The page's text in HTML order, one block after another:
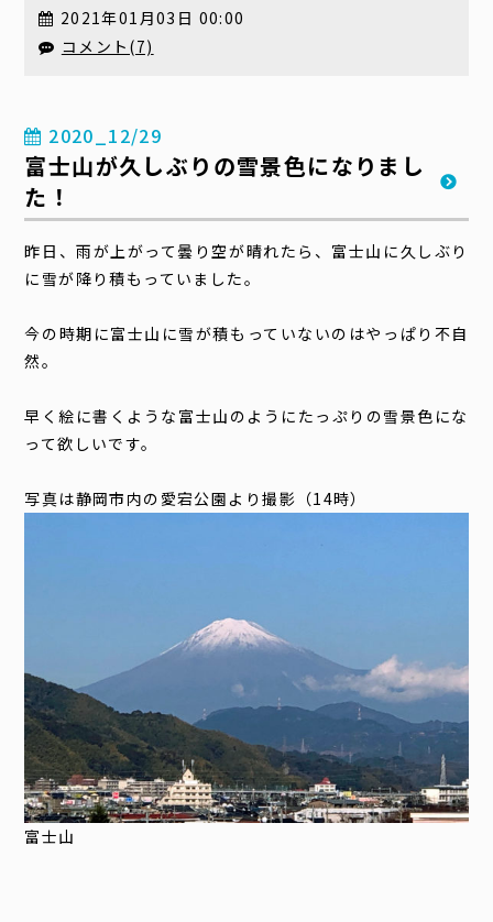
2021年01月03日 00:00
コメント(7)
2020_12/29
富士山が久しぶりの雪景色になりまし
た！
昨日、雨が上がって曇り空が晴れたら、富士山に久しぶり
に雪が降り積もっていました。
今の時期に富士山に雪が積もっていないのはやっぱり不自
然。
早く絵に書くような富士山のようにたっぷりの雪景色にな
って欲しいです。
写真は静岡市内の愛宕公園より撮影（14時）
富士山